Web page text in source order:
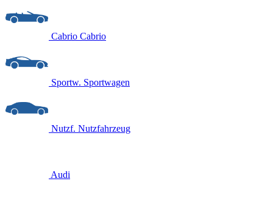
Cabrio Cabrio
Sportw. Sportwagen
Nutzf. Nutzfahrzeug
Audi